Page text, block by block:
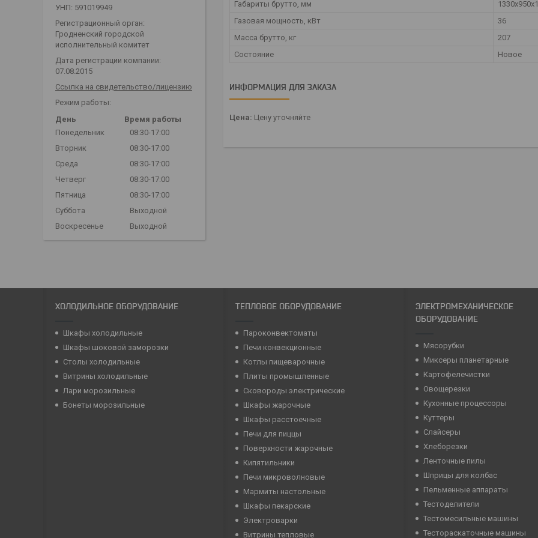
Габариты брутто, мм
Газовая мощность, кВт
36
Масса брутто, кг
207
Состояние
Новое
ИНФОРМАЦИЯ ДЛЯ ЗАКАЗА
Цена: Цену уточняйте
УНП: 591019949
Регистрационный орган:
Гродненский городской
исполнительный комитет
Дата регистрации компании:
07.08.2015
Ссылка на свидетельство/лицензию
Режим работы:
День
Время работы
Понедельник
08:30-17:00
Вторник
08:30-17:00
Среда
08:30-17:00
Четверг
08:30-17:00
Пятница
08:30-17:00
Суббота
Выходной
Воскресенье
Выходной
ХОЛОДИЛЬНОЕ ОБОРУДОВАНИЕ
Шкафы холодильные
Шкафы шоковой заморозки
Столы холодильные
Витрины холодильные
Лари морозильные
Бонеты морозильные
ТЕПЛОВОЕ ОБОРУДОВАНИЕ
Пароконвектоматы
Печи конвекционные
Котлы пищеварочные
Плиты промышленные
Сковороды электрические
Шкафы жарочные
Шкафы расстоечные
Печи для пиццы
Поверхности жарочные
Кипятильники
Печи микроволновые
Мармиты настольные
Шкафы пекарские
Электроварки
Витрины тепловые
ЭЛЕКТРОМЕХАНИЧЕСКОЕ
ОБОРУДОВАНИЕ
Мясорубки
Миксеры планетарные
Картофелечистки
Овощерезки
Кухонные процессоры
Куттеры
Слайсеры
Хлеборезки
Ленточные пилы
Шприцы для колбас
Пельменные аппараты
Тестоделители
Тестомесильные машины
Тестораскаточные машины